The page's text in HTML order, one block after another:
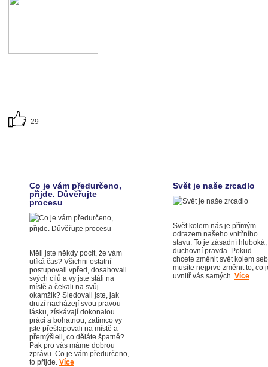
29
Co je vám předurčeno,
přijde. Důvěřujte
procesu
Měli jste někdy pocit, že vám
utíká čas? Všichni ostatní
postupovali vpřed, dosahovali
svých cílů a vy jste stáli na
místě a čekali na svůj
okamžik? Sledovali jste, jak
druzí nacházejí svou pravou
lásku, získávají dokonalou
práci a bohatnou, zatímco vy
jste přešlapovali na místě a
přemýšleli, co děláte špatně?
Pak pro vás máme dobrou
zprávu. Co je vám předurčeno,
to přijde. Více
Svět je naše zrcadlo
Svět kolem nás je přímým
odrazem našeho vnitřního
stavu. To je zásadní hluboká,
duchovní pravda. Pokud
chcete změnit svět kolem
musíte nejprve změnit to, co
uvnitř vás samých. Více